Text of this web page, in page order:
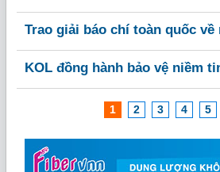
Trao giải báo chí toàn quốc
KOL đồng hành bảo vệ niềm
1 2 3 4 5